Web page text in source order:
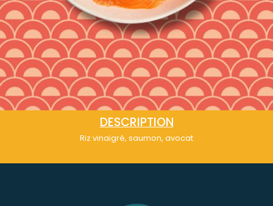
DESCRIPTION
Riz vinaigré, saumon, avocat